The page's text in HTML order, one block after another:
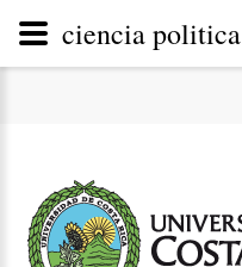
ciencia politica